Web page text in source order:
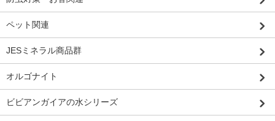
ペット関連
JESミネラル商品群
オルゴナイト
ビビアンガイアの水シリーズ